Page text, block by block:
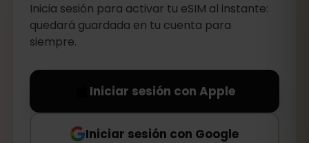
Inicia sesión para activar tu eSIM al instante:
quedará guardada en tu cuenta para
siempre.
Iniciar sesión con Apple
Iniciar sesión con Google